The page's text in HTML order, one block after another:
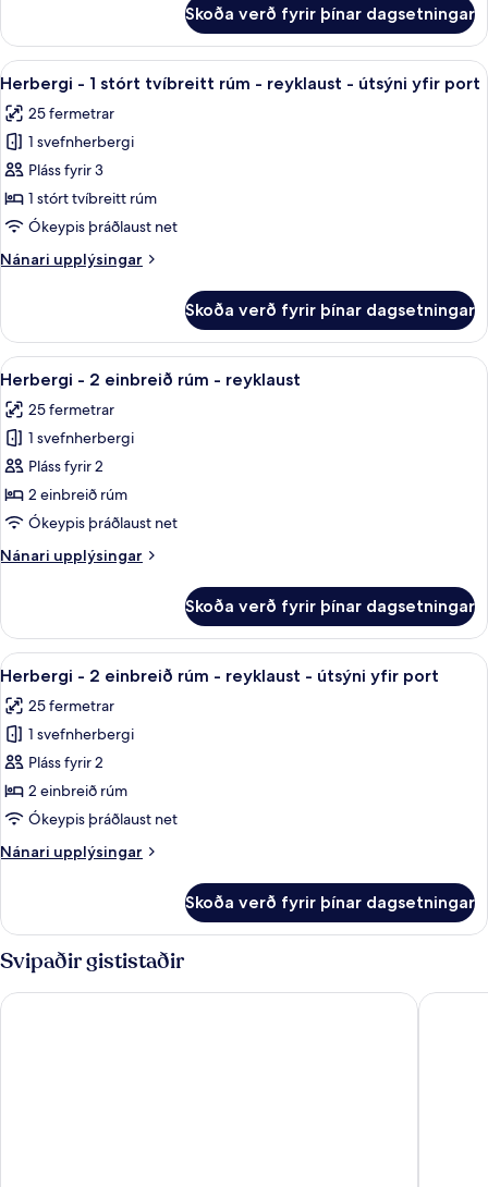
reyklaust
-
stórt
tvíbreitt
rúm
reyklaust
Skoða verð fyrir þínar dagsetningar
Skoða
allar
myndir
fyrir
Herbergi
-
1
tvíbreitt
reyklaust
-
útsýni
yfir
port
Ofnæmisprófaður sængurfatnaður,
8
Herbergi - 1 stórt tvíbreitt rúm - reyklaust - útsýni yfir port
25 fermetrar
1 svefnherbergi
Pláss fyrir 3
1 stórt tvíbreitt rúm
Ókeypis þráðlaust net
Nánari upplýsingar
Nánari
-
stórt
tvíbreitt
rúm
reyklaust
-
útsýni
yfir
port
Skoða verð fyrir þínar dagsetningar
Skoða
allar
myndir
fyrir
Herbergi
-
2
rúm
Ofnæmisprófaður sængurfatnaður,
7
Herbergi - 2 einbreið rúm - reyklaust
25 fermetrar
1 svefnherbergi
Pláss fyrir 2
2 einbreið rúm
Ókeypis þráðlaust net
Nánari upplýsingar
Nánari
-
einbreið
reyklaust
Skoða verð fyrir þínar dagsetningar
Skoða
allar
myndir
fyrir
Herbergi
-
2
rúm
útsýni
yfir
port
Ofnæmisprófaður sængurfatnaður,
8
Herbergi - 2 einbreið rúm - reyklaust - útsýni yfir port
25 fermetrar
1 svefnherbergi
Pláss fyrir 2
2 einbreið rúm
Ókeypis þráðlaust net
Nánari upplýsingar
Nánari
-
2
einbreið
rúm
-
Skoða verð fyrir þínar dagsetningar
Svipaðir gististaðir
Novotel Muenchen City Munich